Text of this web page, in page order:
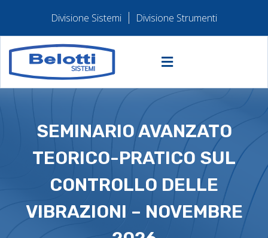
Divisione Sistemi Divisione Strumenti
SEMINARIO AVANZATO
TEORICO-PRATICO SUL
CONTROLLO DELLE
VIBRAZIONI – NOVEMBRE